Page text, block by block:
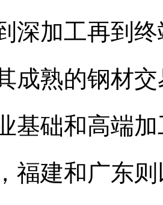
深加工再到
成熟的钢材
基础和高端
福建和广东